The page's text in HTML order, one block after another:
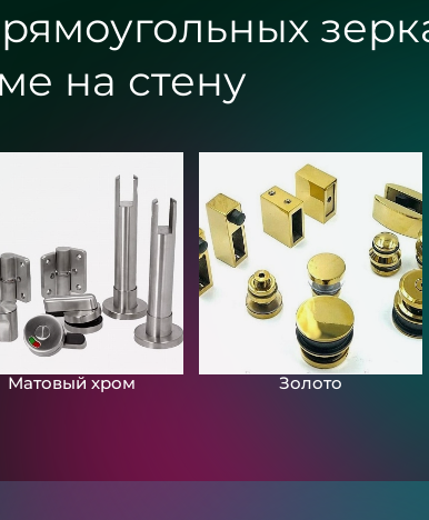
на стену
Матовый хром Золото